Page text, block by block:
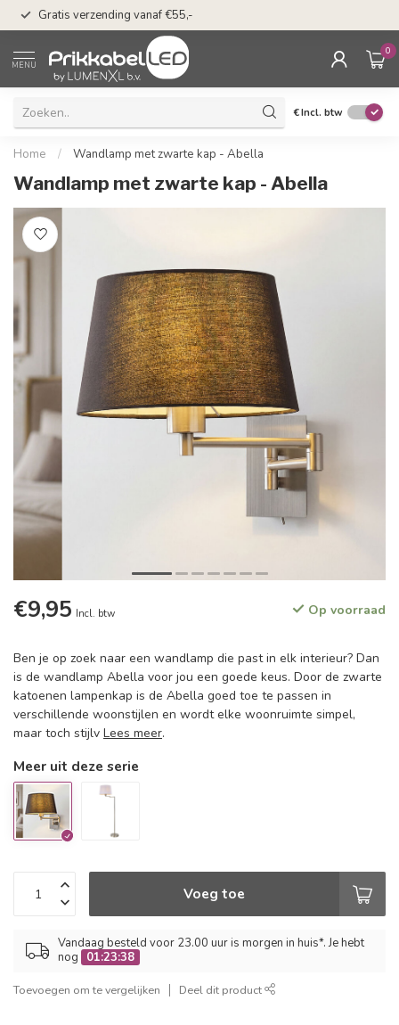
Gratis verzending vanaf €55,-
MENU
0
€Incl. btw
Home / Wandlamp met zwarte kap - Abella
Wandlamp met zwarte kap - Abella
€9,95 Incl. btw Op voorraad
Ben je op zoek naar een wandlamp die past in elk interieur? Dan
is de wandlamp Abella voor jou een goede keus. Door de zwarte
katoenen lampenkap is de Abella goed toe te passen in
verschillende woonstijlen en wordt elke woonruimte simpel,
maar toch stijlv Lees meer.
Meer uit deze serie
Voeg toe
Vandaag besteld voor 23.00 uur is morgen in huis*. Je hebt
nog
01:23:38
Toevoegen om te vergelijken Deel dit product